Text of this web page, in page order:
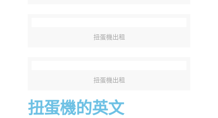
扭蛋機出租
扭蛋機出租
扭蛋機的英文